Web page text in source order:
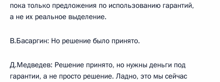
пока только предложения по использованию гарантий,
а не их реальное выделение.
В.Басаргин: Но решение было принято.
Д.Медведев: Решение принято, но нужны деньги под
гарантии, а не просто решение. Ладно, это мы сейчас